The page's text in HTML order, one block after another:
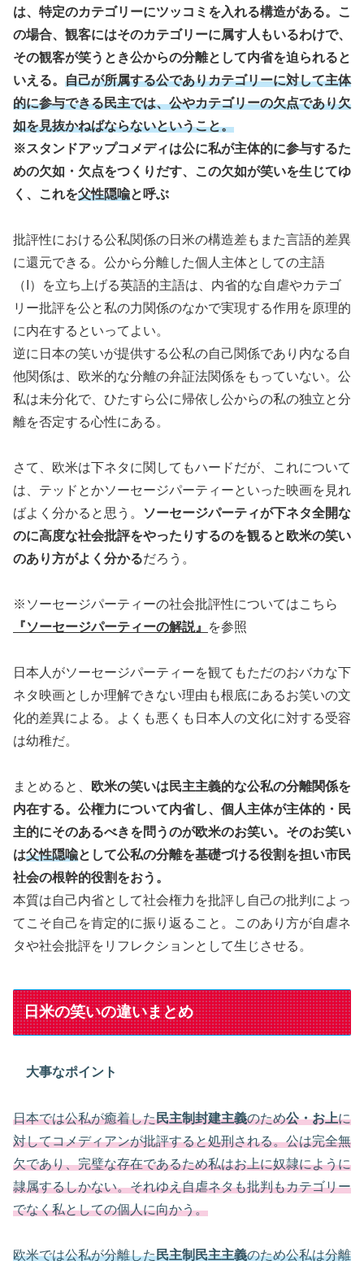
は、特定のカテゴリーにツッコミを入れる構造がある。こ
の場合、観客にはそのカテゴリーに属す人もいるわけで、
その観客が笑うとき公からの分離として内省を迫られると
いえる。 自己が所属する公でありカテゴリーに対して主体
的に参与できる民主では、公やカテゴリーの欠点であり欠
如を見抜かねばならないということ。
※スタンドアップコメディは公に私が主体的に参与するた
めの欠如・欠点をつくりだす、この欠如が笑いを生じてゆ
く、これを父性隠喩と呼ぶ
批評性における公私関係の日米の構造差もまた言語的差異
に還元できる。公から分離した個人主体としての主語
（I）を立ち上げる英語的主語は、内省的な自虐やカテゴ
リー批評を公と私の力関係のなかで実現する作用を原理的
に内在するといってよい。
逆に日本の笑いが提供する公私の自己関係であり内なる自
他関係は、欧米的な分離の弁証法関係をもっていない。公
私は未分化で、ひたすら公に帰依し公からの私の独立と分
離を否定する心性にある。
さて、欧米は下ネタに関してもハードだが、これについて
は、テッドとかソーセージパーティーといった映画を見れ
ばよく分かると思う。
ソーセージパーティが下ネタ全開な
のに高度な社会批評をやったりするのを観ると欧米の笑い
のあり方がよく分かるだろう。
※ソーセージパーティーの社会批評性についてはこちら
『ソーセージパーティーの解説』
を参照
日本人がソーセージパーティーを観てもただのおバカな下
ネタ映画としか理解できない理由も根底にあるお笑いの文
化的差異による。よくも悪くも日本人の文化に対する受容
は幼稚だ。
まとめると、
欧米の笑いは民主主義的な公私の分離関係を
内在する。公権力について内省し、個人主体が主体的・民
主的にそのあるべきを問うのが欧米のお笑い。そのお笑い
は父性隠喩として公私の分離を基礎づける役割を担い市民
社会の根幹的役割をおう。
本質は自己内省として社会権力を批評し自己の批判によっ
てこそ自己を肯定的に振り返ること。このあり方が自虐ネ
タや社会批評をリフレクションとして生じさせる。
日米の笑いの違いまとめ
大事なポイント
日本では公私が癒着した民主制封建主義のため公・お上に
対してコメディアンが批評すると処刑される。公は完全無
欠であり、完璧な存在であるため私はお上に奴隷にように
隷属するしかない。それゆえ自虐ネタも批判もカテゴリー
でなく私としての個人に向かう。
欧米では公私が分離した民主制民主主義のため公私は分離